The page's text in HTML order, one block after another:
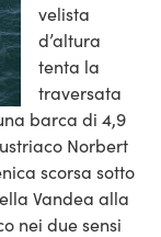
velista
d’altura
tenta la
traversata
barca di 4,9
Norbert
scorsa sotto
Vandea alla
nei due sensi